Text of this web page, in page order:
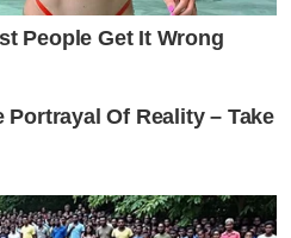
People Get It Wrong
Of Reality – Take